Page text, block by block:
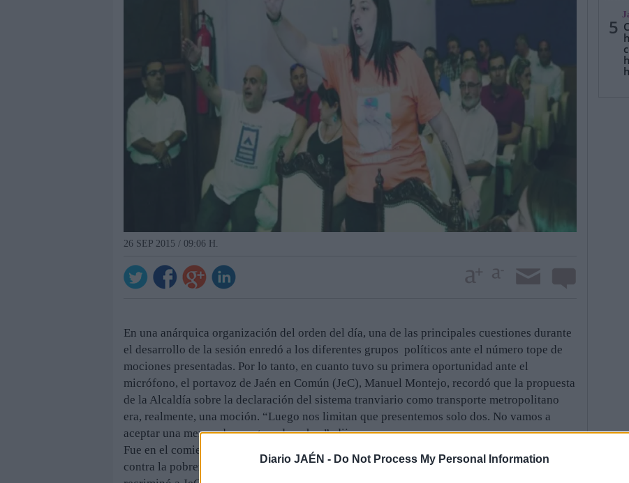
Diario JAÉN - Do Not Process My Personal Information
26 SEP 2015 / 09:06 H.
En una anárquica organización del orden del día, una de las principales cuestiones durante
el desarrollo de la sesión enredó a los diferentes grupos políticos ante el número tope de
mociones presentadas. Por lo tanto, en cuanto tuvo su primera oportunidad ante el
micrófono, el portavoz de Jaén en Común (JeC), Manuel Montejo, recordó que la propuesta
de la Alcaldía sobre la declaración del sistema tranviario como transporte metropolitano
era, realmente, una moción. “Luego nos limitan que presentemos solo dos. No vamos a
aceptar una merma de nuestros derechos”, dijo.
Fue en el comienzo del debate de su primera propuesta para la creación de un pacto social
contra la pobreza infantil, cuando la popular Reyes Chamorro dio candela a la llama y
5